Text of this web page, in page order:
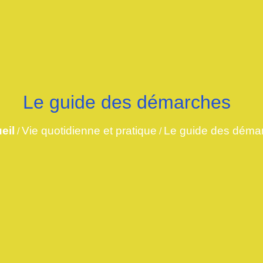
Le guide des démarches
/Vie quotidienne et pratique / Le guide des